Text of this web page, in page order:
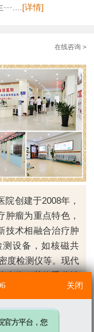
[详情]
在线咨询 >
创建于2008年，
肿瘤为重点特色，
技术相融合治疗肿
设备，如核磁共
度检测仪等。现代
疗仪，药物熏蒸治
验方、古方等。医
、马长春、周树
解更多]
关闭
官方平台，您